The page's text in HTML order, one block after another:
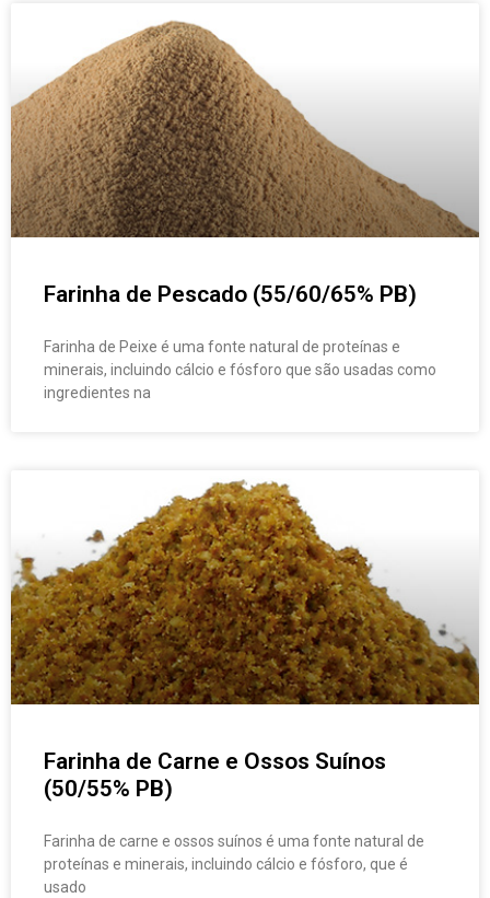
Farinha de Pescado (55/60/65% PB)
Farinha de Peixe é uma fonte natural de proteínas e
minerais, incluindo cálcio e fósforo que são usadas como
ingredientes na
Farinha de Carne e Ossos Suínos
(50/55% PB)
Farinha de carne e ossos suínos é uma fonte natural de
proteínas e minerais, incluindo cálcio e fósforo, que é
usado